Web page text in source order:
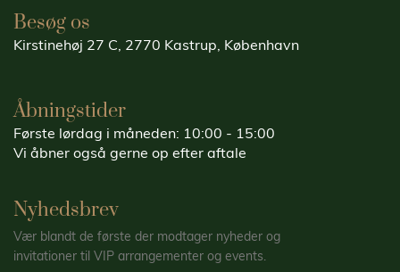
Besøg os
Kirstinehøj 27 C, 2770 Kastrup, København
Åbningstider
Første lørdag i måneden: 10:00 - 15:00
Vi åbner også gerne op efter aftale
Nyhedsbrev
Vær blandt de første der modtager nyheder og
invitationer til VIP arrangementer og events.